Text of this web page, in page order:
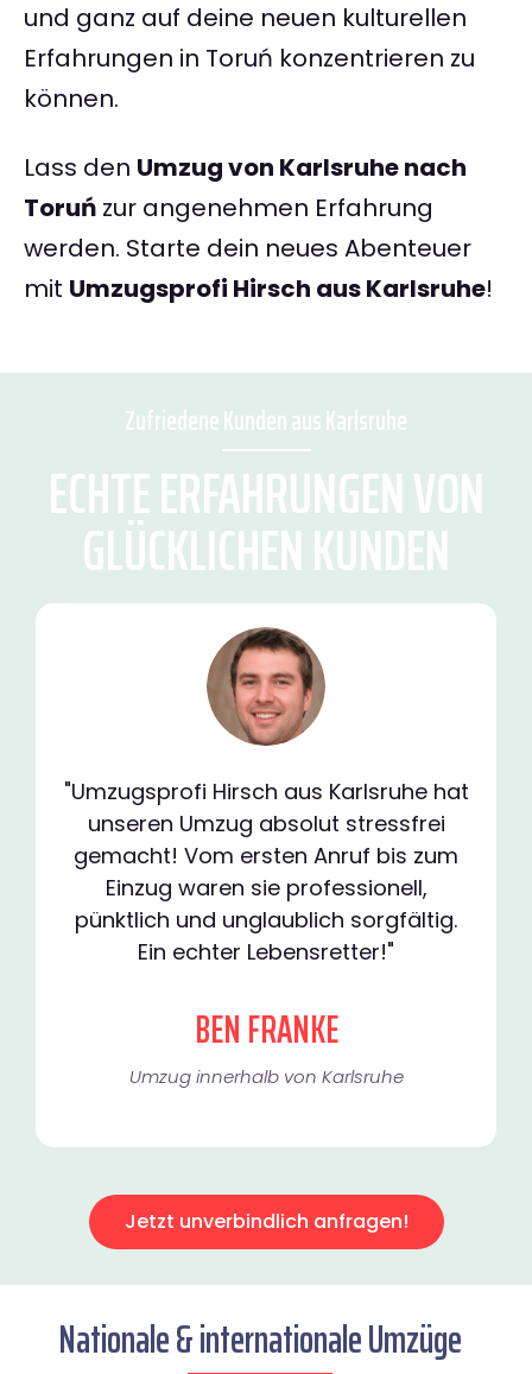
und ganz auf deine neuen kulturellen
Erfahrungen in Toruń konzentrieren zu
können.
Lass den Umzug von Karlsruhe nach
Toruń zur angenehmen Erfahrung
werden. Starte dein neues Abenteuer
mit Umzugsprofi Hirsch aus Karlsruhe!
Zufriedene Kunden aus Karlsruhe
ECHTE ERFAHRUNGEN VON
GLÜCKLICHEN KUNDEN
"Umzugsprofi Hirsch aus Karlsruhe hat
unseren Umzug absolut stressfrei
gemacht! Vom ersten Anruf bis zum
Einzug waren sie professionell,
pünktlich und unglaublich sorgfältig.
Ein echter Lebensretter!"
BEN FRANKE
Umzug innerhalb von Karlsruhe​
Jetzt unverbindlich anfragen!
Nationale & internationale Umzüge